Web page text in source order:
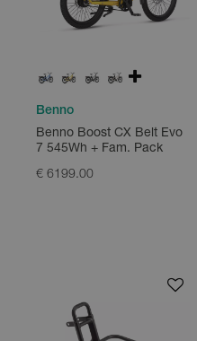
Benno
Benno Boost CX Belt Evo
7 545Wh + Fam. Pack
€ 6199.00